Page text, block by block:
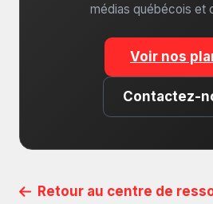
médias québécois et
Voir nos
Contactez-
Retour au centre de